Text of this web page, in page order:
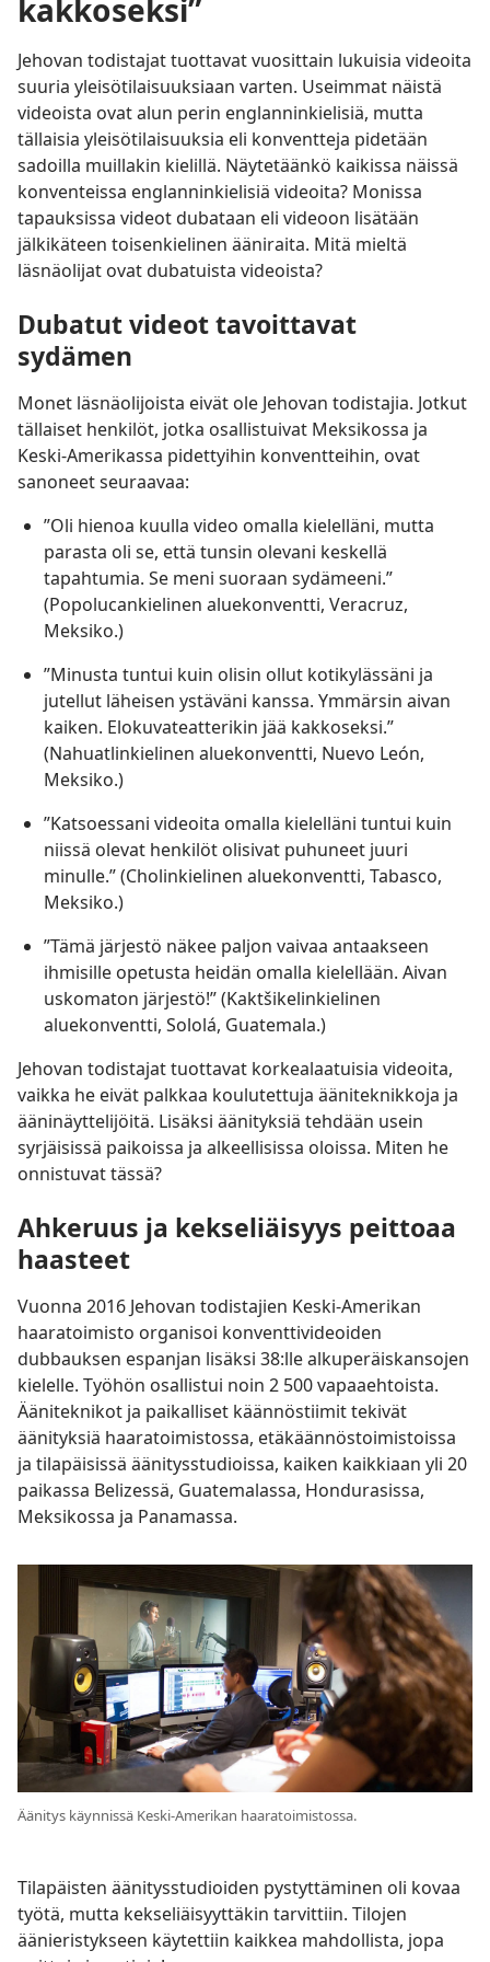
kakkoseksi”
Jehovan todistajat tuottavat vuosittain lukuisia videoita
suuria yleisötilaisuuksiaan varten. Useimmat näistä
videoista ovat alun perin englanninkielisiä, mutta
tällaisia yleisötilaisuuksia eli konventteja pidetään
sadoilla muillakin kielillä. Näytetäänkö kaikissa näissä
konventeissa englanninkielisiä videoita? Monissa
tapauksissa videot dubataan eli videoon lisätään
jälkikäteen toisenkielinen ääniraita. Mitä mieltä
läsnäolijat ovat dubatuista videoista?
Dubatut videot tavoittavat
sydämen
Monet läsnäolijoista eivät ole Jehovan todistajia. Jotkut
tällaiset henkilöt, jotka osallistuivat Meksikossa ja
Keski-Amerikassa pidettyihin konventteihin, ovat
sanoneet seuraavaa:
”Oli hienoa kuulla video omalla kielelläni, mutta
parasta oli se, että tunsin olevani keskellä
tapahtumia. Se meni suoraan sydämeeni.”
(Popolucankielinen aluekonventti, Veracruz,
Meksiko.)
”Minusta tuntui kuin olisin ollut kotikylässäni ja
jutellut läheisen ystäväni kanssa. Ymmärsin aivan
kaiken. Elokuvateatterikin jää kakkoseksi.”
(Nahuatlinkielinen aluekonventti, Nuevo León,
Meksiko.)
”Katsoessani videoita omalla kielelläni tuntui kuin
niissä olevat henkilöt olisivat puhuneet juuri
minulle.” (Cholinkielinen aluekonventti, Tabasco,
Meksiko.)
”Tämä järjestö näkee paljon vaivaa antaakseen
ihmisille opetusta heidän omalla kielellään. Aivan
uskomaton järjestö!” (Kaktšikelinkielinen
aluekonventti, Sololá, Guatemala.)
Jehovan todistajat tuottavat korkealaatuisia videoita,
vaikka he eivät palkkaa koulutettuja ääniteknikkoja ja
ääninäyttelijöitä. Lisäksi äänityksiä tehdään usein
syrjäisissä paikoissa ja alkeellisissa oloissa. Miten he
onnistuvat tässä?
Ahkeruus ja kekseliäisyys peittoaa
haasteet
Vuonna 2016 Jehovan todistajien Keski-Amerikan
haaratoimisto organisoi konventtivideoiden
dubbauksen espanjan lisäksi 38:lle alkuperäiskansojen
kielelle. Työhön osallistui noin 2 500 vapaaehtoista.
Ääniteknikot ja paikalliset käännöstiimit tekivät
äänityksiä haaratoimistossa, etäkäännöstoimistoissa
ja tilapäisissä äänitysstudioissa, kaiken kaikkiaan yli 20
paikassa Belizessä, Guatemalassa, Hondurasissa,
Meksikossa ja Panamassa.
Äänitys käynnissä Keski-Amerikan haaratoimistossa.
Tilapäisten äänitysstudioiden pystyttäminen oli kovaa
työtä, mutta kekseliäisyyttäkin tarvittiin. Tilojen
äänieristykseen käytettiin kaikkea mahdollista, jopa